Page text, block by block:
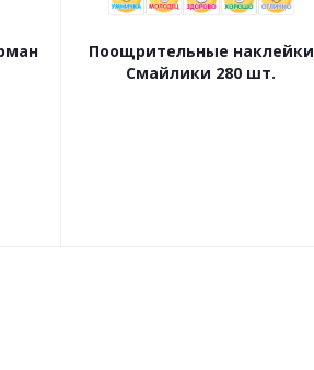
Поощрительные наклейки
Смайлики 280 шт.